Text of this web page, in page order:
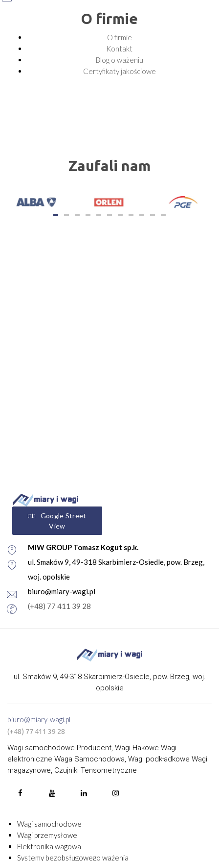
O firmie
O firmie
Kontakt
Blog o ważeniu
Certyfikaty jakościowe
Zaufali nam
Google Street
View
MIW GROUP Tomasz Kogut sp.k.
ul. Smaków 9, 49-318 Skarbimierz-Osiedle, pow. Brzeg,
woj. opolskie
biuro@miary-wagi.pl
(+48) 77 411 39 28
ul. Smaków 9, 49-318 Skarbimierz-Osiedle, pow. Brzeg, woj.
opolskie
biuro@miary-wagi.pl
(+48) 77 411 39 28
Wagi samochodowe Producent, Wagi Hakowe Wagi
elektroniczne Waga Samochodowa, Wagi podkładkowe Wagi
magazynowe, Czujniki Tensometryczne
Wagi samochodowe
Wagi przemysłowe
Elektronika wagowa
Systemy bezobsługowego ważenia